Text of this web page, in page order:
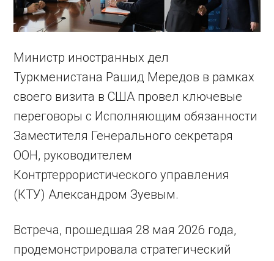
Министр иностранных дел
Туркменистана Рашид Мередов в рамках
своего визита в США провел ключевые
переговоры с Исполняющим обязанности
Заместителя Генерального секретаря
ООН, руководителем
Контртеррористического управления
(КТУ) Александром Зуевым.
Встреча, прошедшая 28 мая 2026 года,
продемонстрировала стратегический